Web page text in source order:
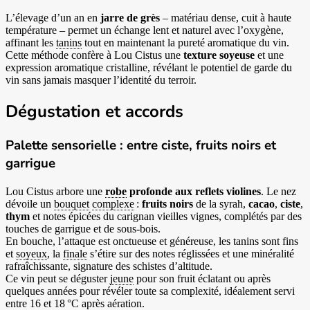
L’élevage d’un an en jarre de grès – matériau dense, cuit à haute
température – permet un échange lent et naturel avec l’oxygène,
affinant les tanins tout en maintenant la pureté aromatique du vin.
Cette méthode confère à Lou Cistus une texture soyeuse et une
expression aromatique cristalline, révélant le potentiel de garde du
vin sans jamais masquer l’identité du terroir.
Dégustation et accords
Palette sensorielle : entre ciste, fruits noirs et
garrigue
Lou Cistus arbore une robe profonde aux reflets violines. Le nez
dévoile un bouquet complexe : fruits noirs de la syrah, cacao, ciste,
thym et notes épicées du carignan vieilles vignes, complétés par des
touches de garrigue et de sous-bois.
En bouche, l’attaque est onctueuse et généreuse, les tanins sont fins
et soyeux, la finale s’étire sur des notes réglissées et une minéralité
rafraîchissante, signature des schistes d’altitude.
Ce vin peut se dégusterjeune pour son fruit éclatant ou après
quelques années pour révéler toute sa complexité, idéalement servi
entre 16 et 18 °C après aération.